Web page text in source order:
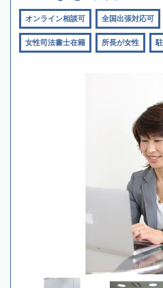
オンライン相談可 全国出張対応可
女性司法書士在籍 所長が女性